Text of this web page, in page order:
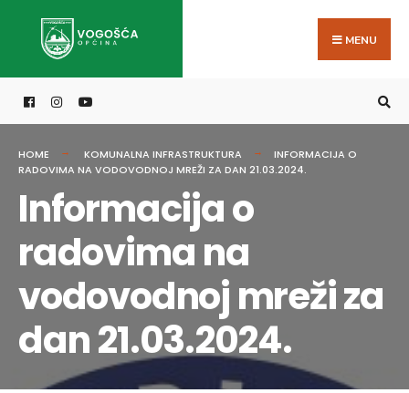
MENU
HOME KOMUNALNA INFRASTRUKTURA
INFORMACIJA O
RADOVIMA NA VODOVODNOJ MREŽI ZA DAN 21.03.2024.
Informacija o
radovima na
vodovodnoj mreži za
dan 21.03.2024.
for: